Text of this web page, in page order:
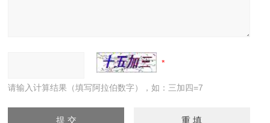
请输入计算结果（填写阿拉伯数字），如：三加四=7